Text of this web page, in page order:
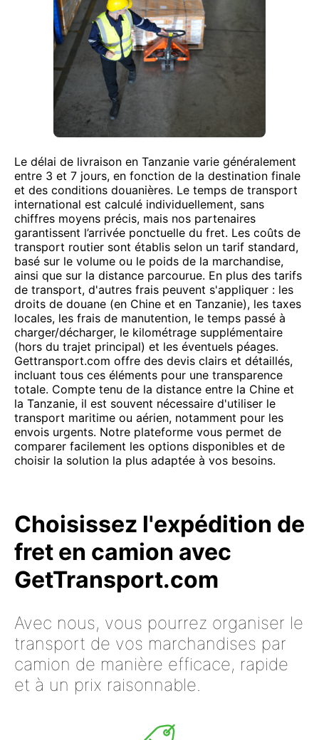
Le délai de livraison en Tanzanie varie généralement
entre 3 et 7 jours, en fonction de la destination finale
et des conditions douanières. Le temps de transport
international est calculé individuellement, sans
chiffres moyens précis, mais nos partenaires
garantissent l’arrivée ponctuelle du fret. Les coûts de
transport routier sont établis selon un tarif standard,
basé sur le volume ou le poids de la marchandise,
ainsi que sur la distance parcourue. En plus des tarifs
de transport, d'autres frais peuvent s'appliquer : les
droits de douane (en Chine et en Tanzanie), les taxes
locales, les frais de manutention, le temps passé à
charger/décharger, le kilométrage supplémentaire
(hors du trajet principal) et les éventuels péages.
Gettransport.com offre des devis clairs et détaillés,
incluant tous ces éléments pour une transparence
totale. Compte tenu de la distance entre la Chine et
la Tanzanie, il est souvent nécessaire d'utiliser le
transport maritime ou aérien, notamment pour les
envois urgents. Notre plateforme vous permet de
comparer facilement les options disponibles et de
choisir la solution la plus adaptée à vos besoins.
Choisissez l'expédition de
fret en camion avec
GetTransport.com
Avec nous, vous pourrez organiser le
transport de vos marchandises par
camion de manière efficace, rapide
et à un prix raisonnable.